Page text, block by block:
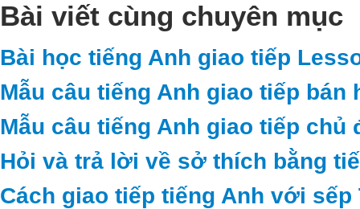
Bài viết cùng chuyên mục
Bài học tiếng Anh giao tiếp
Mẫu câu tiếng Anh giao tiếp bán
Mẫu câu tiếng Anh giao tiếp
Hỏi và trả lời về sở thích bằng
Cách giao tiếp tiếng Anh với sếp